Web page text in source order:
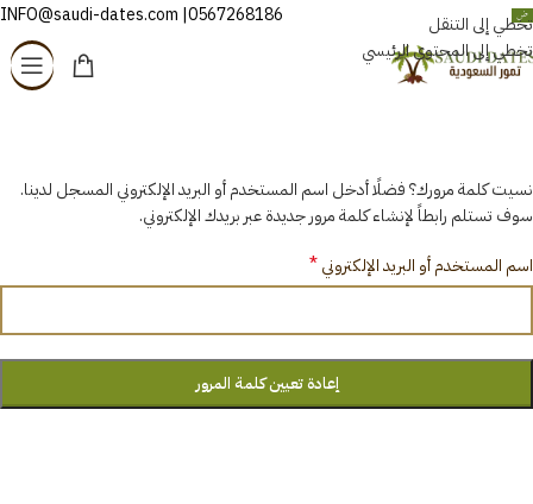
تخطي إلى التنقل
تخطي إلى المحتوى الرئيسي
العربية 0567268186| INFO@saudi-dates.com
نسيت كلمة مرورك؟ فضلًا أدخل اسم المستخدم أو البريد الإلكتروني المسجل لدينا.
سوف تستلم رابطاً لإنشاء كلمة مرور جديدة عبر بريدك الإلكتروني.
اسم المستخدم أو البريد الإلكتروني*
إعادة تعيين كلمة المرور